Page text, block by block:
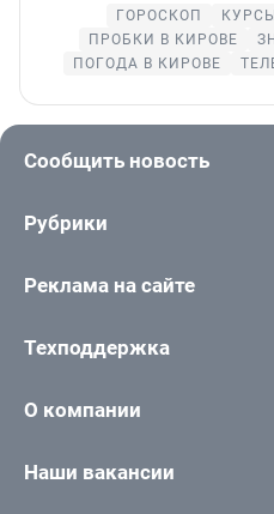
ГОРОСКОП
ПРОБКИ В КИРОВЕ
ПОГОДА В КИРОВЕ
Сообщить новость
Рубрики
Реклама на сайте
Техподдержка
О компании
Наши вакансии